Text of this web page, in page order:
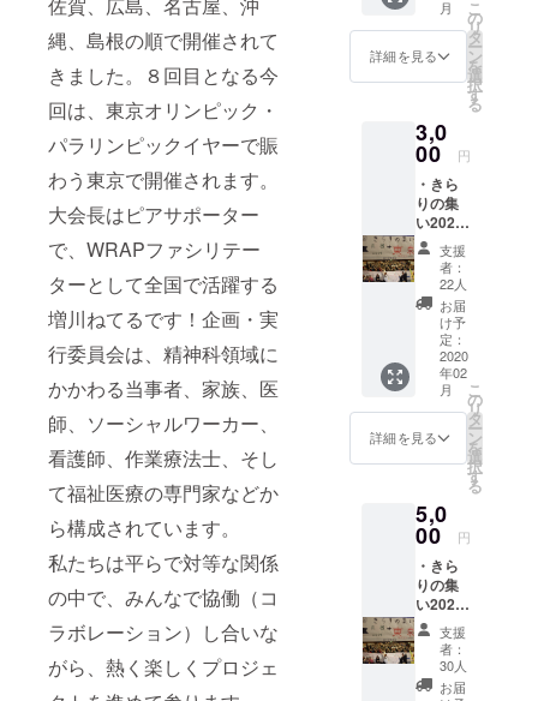
縄、島根の順で開催されて
きました。８回目となる今
回は、東京オリンピック・
パラリンピックイヤーで賑
わう東京で開催されます。
大会長はピアサポーター
で、WRAPファシリテー
ターとして全国で活躍する
増川ねてるです！企画・実
行委員会は、精神科領域に
かかわる当事者、家族、医
師、ソーシャルワーカー、
看護師、作業療法士、そし
て福祉医療の専門家などか
ら構成されています。
私たちは平らで対等な関係
の中で、みんなで協働（コ
ラボレーション）し合いな
がら、熱く楽しくプロジェ
月
詳細を見る
こ
の
リ
タ
ー
ン
を
選
択
す
る
3,0
00 円
・きら
りの集
い2020
in 東京
参加チ
ケット
1枚 ※１
月１１
（土）~
１月１
３日
（月）
に限り
有効 チ
ケット
（公式
ホーム
ペー
ジ）：
https://
kirari20
20.wixs
ite.com/
tokyo
・電子
支援
者：
22人
お届
け予
定：
2020
年02
月
詳細を見る
こ
の
リ
タ
ー
ン
を
選
択
す
る
5,0
00 円
・きら
りの集
い2020
in 東京
参加チ
ケット
2枚 ※１
支援
者：
30人
お届